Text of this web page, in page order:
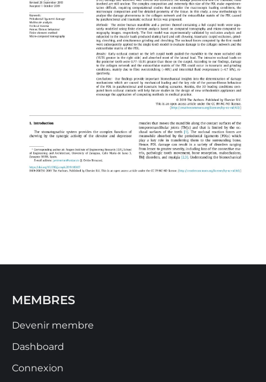
MEMBRES
Devenir membre
Dashboard
Connexion